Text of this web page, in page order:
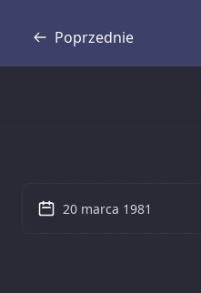
Poprzednie
Transkrypcja
20 marca 1981